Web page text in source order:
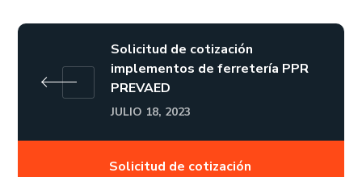
Solicitud de cotización
implementos de ferretería PPR
PREVAED
JULIO 18, 2023
Solicitud de cotización